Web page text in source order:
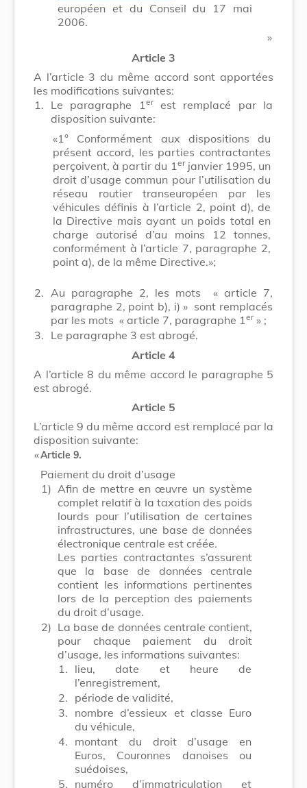
européen et du Conseil du 17 mai
2006.
​ »
Article 3
A l’article 3 du même accord sont apportées
les modifications suivantes:
1. Le paragraphe 1 erest remplacé par la
disposition suivante:
«1° Conformément aux dispositions du
présent accord, les parties contractantes
perçoivent, à partir du 1 erjanvier 1995, un
droit d’usage commun pour l’utilisation du
réseau routier transeuropéen par les
véhicules définis à l’article 2, point d), de
la Directive mais ayant un poids total en
charge autorisé d’au moins 12 tonnes,
conformément à l’article 7, paragraphe 2,
point a), de la même Directive.»;
2. Au paragraphe 2, les mots
« article 7,
paragraphe 2, point b), i) » sont remplacés
par les mots « article 7, paragraphe 1 er» ;
3. Le paragraphe 3 est abrogé.
Article 4
A l’article 8 du même accord le paragraphe 5
est abrogé.
Article 5
L’article 9 du même accord est remplacé par la
disposition suivante:
​ «Article 9.
Paiement du droit d’usage
1) Afin de mettre en œuvre un système
complet relatif à la taxation des poids
lourds pour l’utilisation de certaines
infrastructures, une base de données
électronique centrale est créée.
Les parties contractantes s’assurent
que la base de données centrale
contient les informations pertinentes
lors de la perception des paiements
du droit d’usage.
2) La base de données centrale contient,
pour chaque paiement du droit
d’usage, les informations suivantes:
1. lieu, date et heure de
l’enregistrement,
2. période de validité,
3. nombre d’essieux et classe Euro
du véhicule,
4. montant du droit d’usage en
Euros, Couronnes danoises ou
suédoises,
5. numéro d’immatriculation et